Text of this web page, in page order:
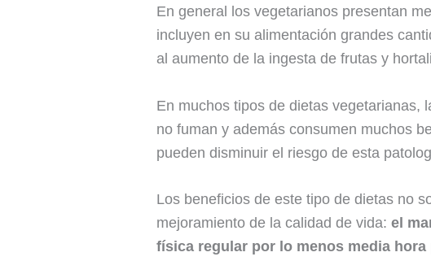
En general los vegetarianos presentan
incluyen en su alimentación grandes
al aumento de la ingesta de frutas y
En muchos tipos de dietas vegetarianas,
no fuman y además consumen muchos
pueden disminuir el riesgo de esta
Los beneficios de este tipo de dietas no
mejoramiento de la calidad de vida:el
física regular por lo menos media